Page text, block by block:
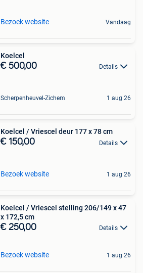
Bezoek website Vandaag
Koelcel
€ 500,00 Details
Scherpenheuvel-Zichem 1 aug 26
Koelcel / Vriescel deur 177 x 78 cm
€ 150,00 Details
Bezoek website 1 aug 26
Koelcel / Vriescel stelling 206/149 x 47
x 172,5 cm
€ 250,00 Details
Bezoek website 1 aug 26